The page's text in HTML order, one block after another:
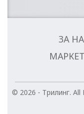
ЗА
© 2026 - Трилинг. All